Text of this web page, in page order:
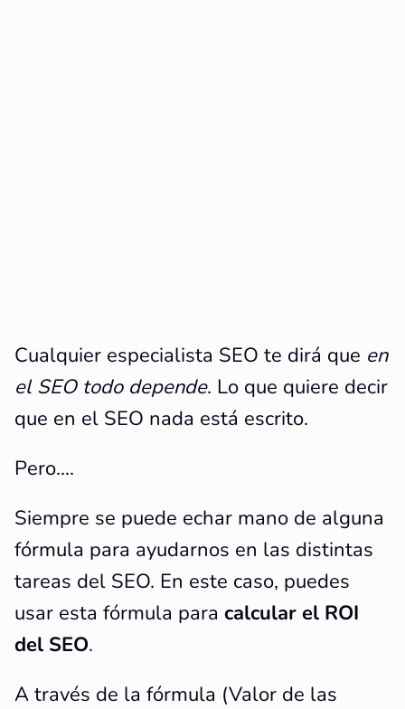
Cualquier especialista SEO te dirá que en
el SEO todo depende. Lo que quiere decir
que en el SEO nada está escrito.
Pero....
Siempre se puede echar mano de alguna
fórmula para ayudarnos en las distintas
tareas del SEO. En este caso, puedes
usar esta fórmula para calcular el ROI
del SEO.
A través de la fórmula (Valor de las